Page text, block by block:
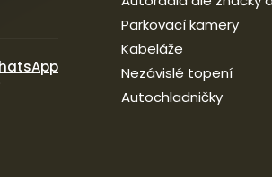
Parkovací kamery
Kabeláže
Nezávislé topení
Autochladničky